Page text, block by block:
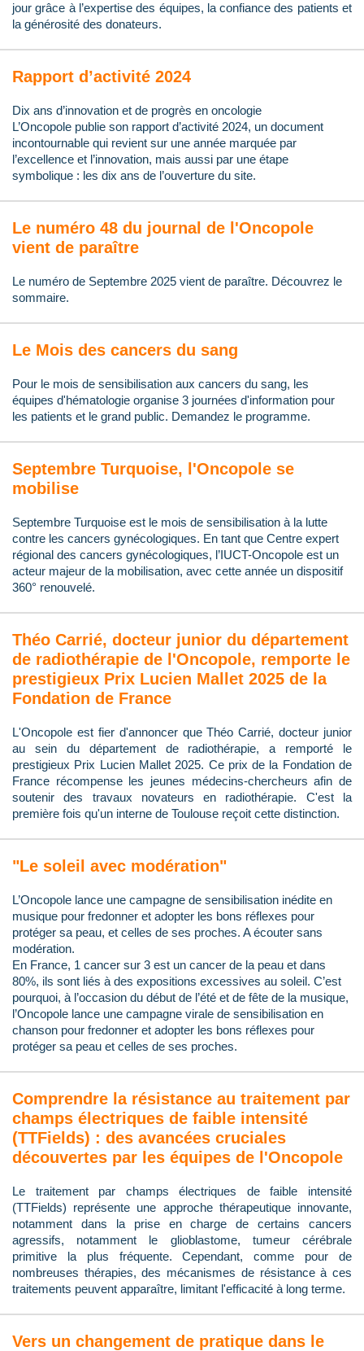
jour grâce à l’expertise des équipes, la confiance des patients et
la générosité des donateurs.
Rapport d’activité 2024
Dix ans d’innovation et de progrès en oncologie
L’Oncopole publie son rapport d’activité 2024, un document
incontournable qui revient sur une année marquée par
l’excellence et l’innovation, mais aussi par une étape
symbolique : les dix ans de l’ouverture du site.
Le numéro 48 du journal de l'Oncopole
vient de paraître
Le numéro de Septembre 2025 vient de paraître. Découvrez le
sommaire.
Le Mois des cancers du sang
Pour le mois de sensibilisation aux cancers du sang, les
équipes d'hématologie organise 3 journées d'information pour
les patients et le grand public. Demandez le programme.
Septembre Turquoise, l'Oncopole se
mobilise
Septembre Turquoise est le mois de sensibilisation à la lutte
contre les cancers gynécologiques. En tant que Centre expert
régional des cancers gynécologiques, l’IUCT-Oncopole est un
acteur majeur de la mobilisation, avec cette année un dispositif
360° renouvelé.
Théo Carrié, docteur junior du département
de radiothérapie de l'Oncopole, remporte le
prestigieux Prix Lucien Mallet 2025 de la
Fondation de France
L'Oncopole est fier d'annoncer que Théo Carrié, docteur junior
au sein du département de radiothérapie, a remporté le
prestigieux Prix Lucien Mallet 2025. Ce prix de la Fondation de
France récompense les jeunes médecins-chercheurs afin de
soutenir des travaux novateurs en radiothérapie. C'est la
première fois qu'un interne de Toulouse reçoit cette distinction.
"Le soleil avec modération"
L’Oncopole lance une campagne de sensibilisation inédite en
musique pour fredonner et adopter les bons réflexes pour
protéger sa peau, et celles de ses proches. A écouter sans
modération.
En France, 1 cancer sur 3 est un cancer de la peau et dans
80%, ils sont liés à des expositions excessives au soleil. C’est
pourquoi, à l’occasion du début de l’été et de fête de la musique,
l’Oncopole lance une campagne virale de sensibilisation en
chanson pour fredonner et adopter les bons réflexes pour
protéger sa peau et celles de ses proches.
Comprendre la résistance au traitement par
champs électriques de faible intensité
(TTFields) : des avancées cruciales
découvertes par les équipes de l'Oncopole
Le traitement par champs électriques de faible intensité
(TTFields) représente une approche thérapeutique innovante,
notamment dans la prise en charge de certains cancers
agressifs, notamment le glioblastome, tumeur cérébrale
primitive la plus fréquente. Cependant, comme pour de
nombreuses thérapies, des mécanismes de résistance à ces
traitements peuvent apparaître, limitant l'efficacité à long terme.
Vers un changement de pratique dans le